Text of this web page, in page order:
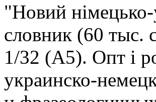
"Новий німецько-
словник (60 тыс.
1/32 (А5). Опт і
украинско-